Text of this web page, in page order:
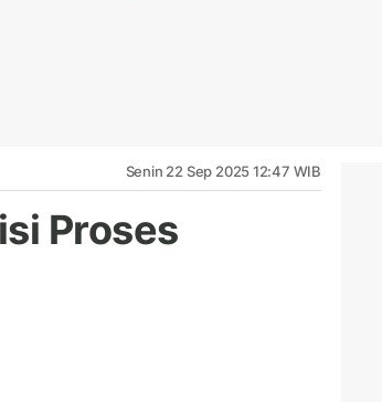
Senin 22 Sep 2025 12:47 WIB
Proses